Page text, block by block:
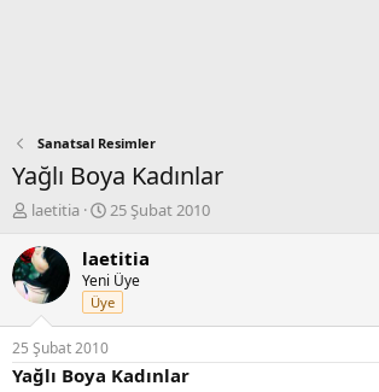
Sanatsal Resimler
Yağlı Boya Kadınlar
K
n
b
u
y
u
b
a
laetitia
B
ş
a
n
ı
ç
25 Şubat 2010
laetitia
Yeni Üye
Üye
25 Şubat 2010
Yağlı Boya Kadınlar